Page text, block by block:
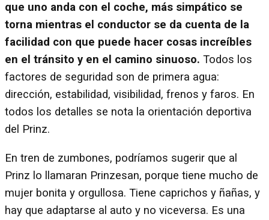
que uno anda con el coche, más simpático se
torna mientras el conductor se da cuenta de la
facilidad con que puede hacer cosas increíbles
en el tránsito y en el camino sinuoso. Todos los
factores de seguridad son de primera agua:
dirección, estabilidad, visibilidad, frenos y faros. En
todos los detalles se nota la orientación deportiva
del Prinz.
En tren de zumbones, podríamos sugerir que al
Prinz lo llamaran Prinzesan, porque tiene mucho de
mujer bonita y orgullosa. Tiene caprichos y ñañas, y
hay que adaptarse al auto y no viceversa. Es una